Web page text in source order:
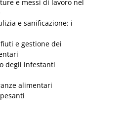
e messi di lavoro nel
e sanificazione: i
e gestione dei
degli infestanti
alimentari